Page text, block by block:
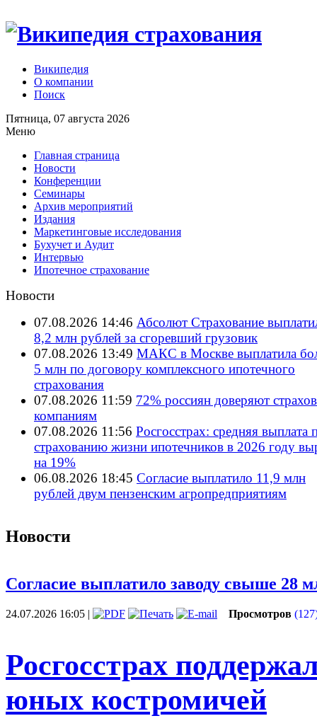
Википедия
О компании
Поиск
Пятница, 07 августа 2026
Меню
Главная страница
Новости
Конференции
Семинары
Архив мероприятий
Издания
Маркетинговые исследования
Бухучет и Аудит
Интервью
Ипотечное страхование
Новости
07.08.2026 14:46 Абсолют Страхование
8,2 млн рублей за сгоревший грузовик
07.08.2026 13:49 МАКС в Москве выплатила
5 млн по договору комплексного ипотечного
страхования
07.08.2026 11:59 72% россиян доверяют
компаниям
07.08.2026 11:56 Росгосстрах: средняя выплата
страхованию жизни ипотечников в 2026 году
на 19%
06.08.2026 18:45 Согласие выплатило 11,9 млн
рублей двум пензенским агропредприятиям
Новости
Согласие выплатило заводу свыше 28
24.07.2026 16:05 | Просмотров
Росгосстрах
юных костромичей